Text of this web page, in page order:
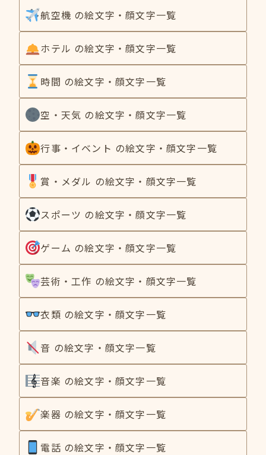
航空機 の絵文字・顔文字一覧
ホテル の絵文字・顔文字一覧
時間 の絵文字・顔文字一覧
空・天気 の絵文字・顔文字一覧
行事・イベント の絵文字・顔文字一覧
賞・メダル の絵文字・顔文字一覧
スポーツ の絵文字・顔文字一覧
ゲーム の絵文字・顔文字一覧
芸術・工作 の絵文字・顔文字一覧
衣類 の絵文字・顔文字一覧
音 の絵文字・顔文字一覧
音楽 の絵文字・顔文字一覧
楽器 の絵文字・顔文字一覧
電話 の絵文字・顔文字一覧